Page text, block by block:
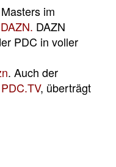
im
DAZN. DAZN
PDC in voller
. Auch der
PDC.TV, überträgt